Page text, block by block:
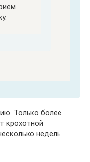
Только более
крохотной
недель